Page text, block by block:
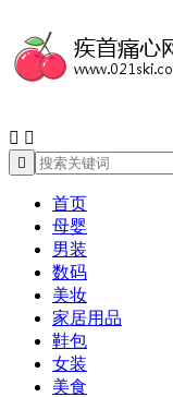
 

首页
母婴
男装
数码
美妆
家居用品
鞋包
女装
美食